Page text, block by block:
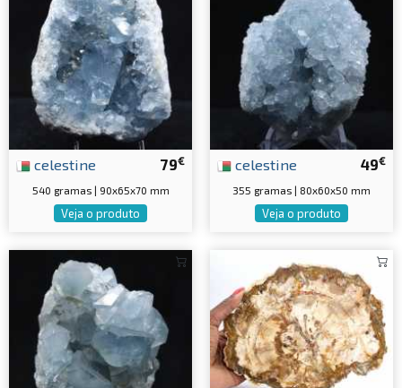
79€
celestine
540 gramas | 90x65x70 mm
Veja o produto
49€
celestine
355 gramas | 80x60x50 mm
Veja o produto